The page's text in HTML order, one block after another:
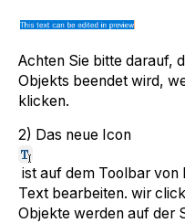
Achten Sie bitte darauf,
Objekts beendet wird,
klicken.
2) Das neue Icon
ist auf dem Toolbar von
Text bearbeiten. wir
Objekte werden auf der